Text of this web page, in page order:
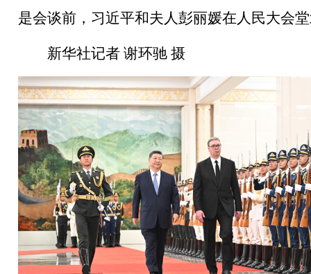
是会谈前，习近平和夫人彭丽媛在人民大会
新华社记者 谢环驰 摄